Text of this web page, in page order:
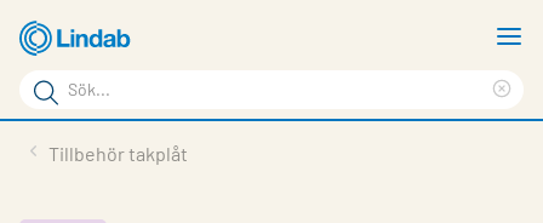
Hoppa
till
huvudinnehållet
Sökord
Sök
på
Tillbehör takplåt